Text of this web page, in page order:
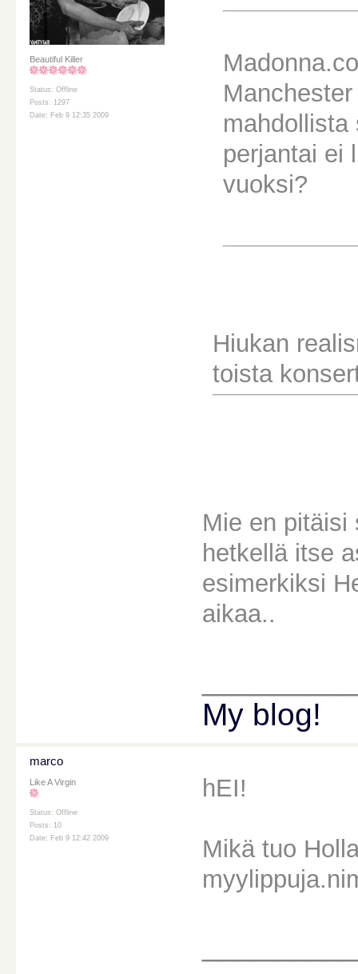
Beautiful Killer
Status: Offline
Posts: 1297
Date: Feb 9 12:35 2009
perjantai ei
vuoksi?
Hiukan
toista
Mie en pitäisi
hetkellä itse
esimerkiksi
aikaa..
My blog!
marco
Like A Virgin
Status: Offline
Posts: 10
Date: Feb 9 12:42 2009
hEI!
Mikä tuo